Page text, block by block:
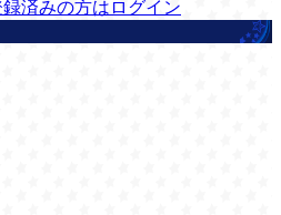
録済みの方はログイン